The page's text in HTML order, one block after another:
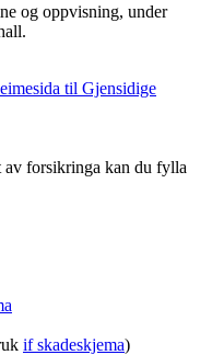
og oppvisning, under
til Gjensidige
av forsikringa kan du fylla
if skadeskjema)